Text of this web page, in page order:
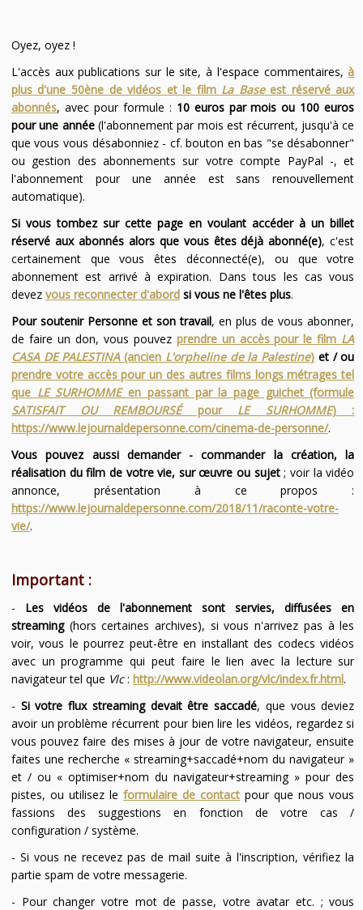
Oyez, oyez !
L'accès aux publications sur le site, à l'espace commentaires,à
plus d'une 50ène de vidéos et le film La Baseest réservé aux
abonnés, avec pour formule : 10 euros par mois ou 100 euros
pour une année(l'abonnement par mois est récurrent, jusqu'à ce
que vous vous désabonniez - cf. bouton en bas "se désabonner"
ou gestion des abonnements sur votre compte PayPal -, et
l'abonnement pour une année est sans renouvellement
automatique).
Si vous tombez sur cette page en voulant accéder à un billet
réservé aux abonnés alors que vous êtes déjà abonné(e), c'est
certainement que vous êtes déconnecté(e), ou que votre
abonnement est arrivé à expiration. Dans tous les cas vous
devez vous reconnecter d'abordsi vous ne l'êtes plus.
Pour soutenir Personne et son travail, en plus de vous abonner,
de faire un don, vous pouvez prendre un accès pour le film LA
CASA DE PALESTINA(ancien L'orpheline de la Palestine) et / ou
prendre votre accès pour un des autres films longs métrages tel
que LE SURHOMMEen passant par la page guichet (formule
SATISFAIT OU REMBOURSÉpour LE SURHOMME) :
https://www.lejournaldepersonne.com/cinema-de-personne/.
Vous pouvez aussi demander - commander la création, la
réalisation du film de votre vie, sur œuvre ou sujet; voir la vidéo
annonce, présentation à ce propos :
https://www.lejournaldepersonne.com/2018/11/raconte-votre-
vie/.
Important :
- Les vidéos de l'abonnement sont servies, diffusées en
streaming(hors certaines archives), si vous n'arrivez pas à les
voir, vous le pourrez peut-être en installant des codecs vidéos
avec un programme qui peut faire le lien avec la lecture sur
navigateur tel que Vlc: http://www.videolan.org/vlc/index.fr.html.
- Si votre flux streaming devait être saccadé, que vous deviez
avoir un problème récurrent pour bien lire les vidéos, regardez si
vous pouvez faire des mises à jour de votre navigateur, ensuite
faites une recherche « streaming+saccadé+nom du navigateur »
et / ou « optimiser+nom du navigateur+streaming » pour des
pistes, ou utilisez leformulaire de contact pour que nous vous
fassions des suggestions en fonction de votre cas /
configuration / système.
- Si vous ne recevez pas de mail suite à l'inscription, vérifiez la
partie spam de votre messagerie.
- Pour changer votre mot de passe, votre avatar etc. ; vous